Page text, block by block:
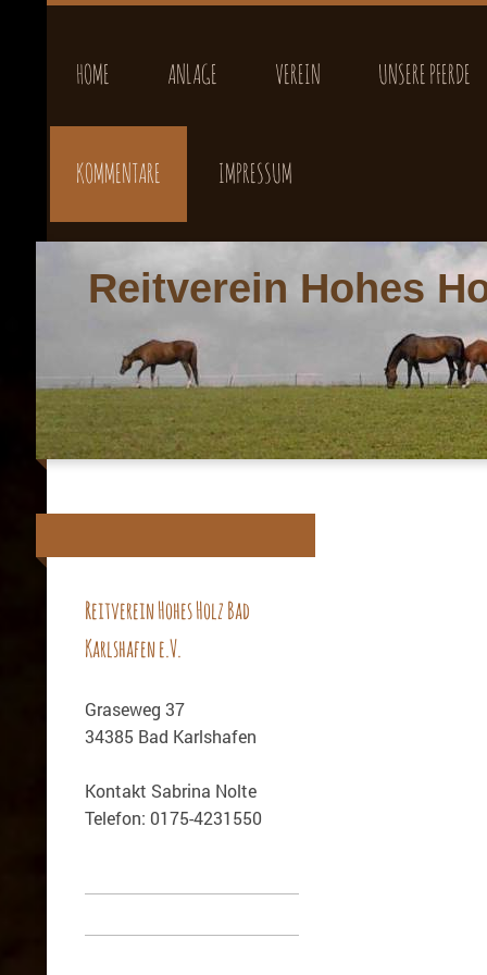
HOME ANLAGE VEREIN UNSERE PFERDE
KOMMENTARE IMPRESSUM
Reitverein Hohes
Reitverein Hohes Holz Bad
Karlshafen e.V.
Graseweg 37
34385 Bad Karlshafen
Kontakt Sabrina Nolte
Telefon: 0175-4231550